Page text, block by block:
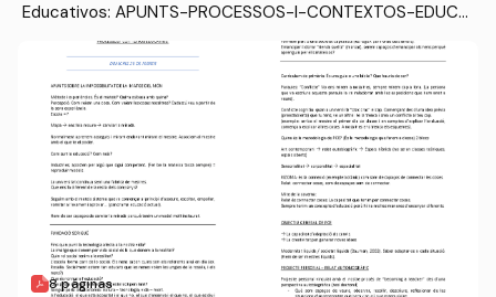
Educativos: APUNTS-PROCESSOS-I-CONTEXTOS-EDUCA
8 páginas